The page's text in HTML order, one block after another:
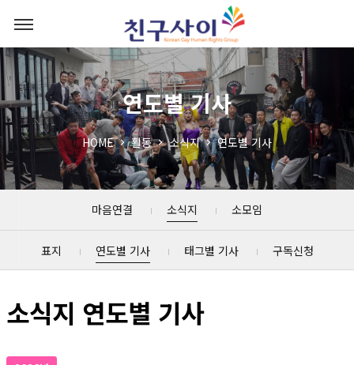
연도별 기사
HOME 활동 소식지 연도별 기사
마음연결 소식지 소모임
표지 연도별 기사 태그별 기사 구독신청
소식지 연도별 기사